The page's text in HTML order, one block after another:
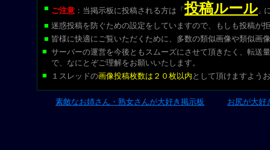
■ ご注意 ：当掲示板に投稿される方は 「投稿ルール 」
■ 迷惑投稿を防ぐための設定をしていますので、もしも投稿が
■ 皆様に快適にご覧いただくために、多数の類似画像や類似画
■ サーバーの運営を今後ともスムーズにさせて頂きたく、転送
で、なにとぞご理解をお願いいたします。
■
１スレッドの画像投稿枚数は２０枚以内 として頂けますよう
素敵なお姉さん・熟女さんが大好き掲示板 お尻が大好